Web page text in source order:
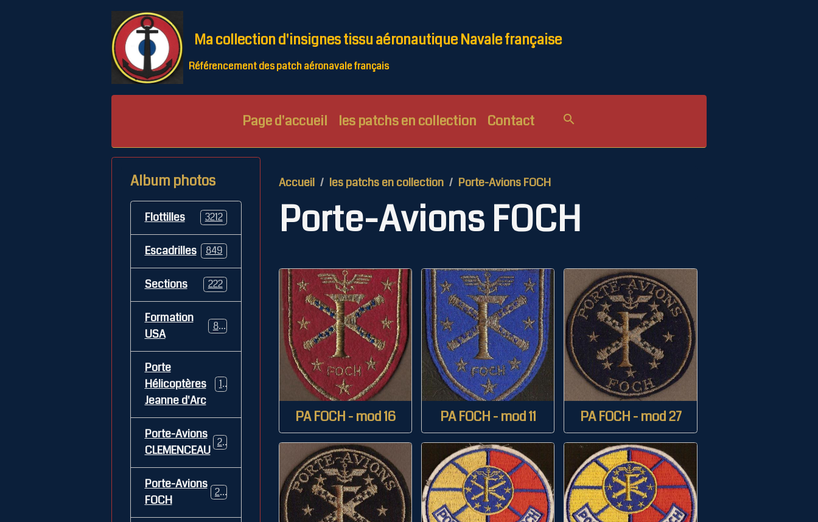
Ma collection d'insignes tissu aéronautique Navale française
Référencement des patch aéronavale français
Page d'accueil les patchs en collection Contact
Accueil les patchs en collection Porte-Avions FOCH
Porte-Avions FOCH
PA FOCH - mod 16 PA FOCH - mod 11 PA FOCH - mod 27
Album photos
Flottilles 3212
Escadrilles 849
Sections 222
Formation
USA
84
Porte
Hélicoptères
Jeanne d'Arc
12
Porte-Avions
CLEMENCEAU
26
Porte-Avions
FOCH
29